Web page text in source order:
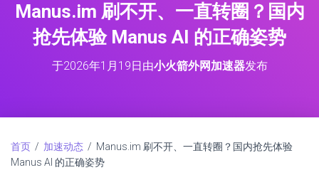
Manus.im 刷不开、一直转圈？国内
抢先体验 Manus AI 的正确姿势
于2026年1月19日 由小火箭外网加速器发布
首页 / 加速动态 / Manus.im 刷不开、一直转圈？国内抢先体验
Manus AI 的正确姿势